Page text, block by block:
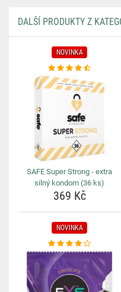
DALŠÍ PRODUKTY Z
NOVINKA
SAFE Super Strong - extra
silný kondom (36 ks)
369 Kč
NOVINKA